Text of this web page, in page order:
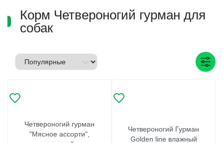
Корм Четвероногий гурман для
собак
Четвероногий гурман
"Мясное ассорти",
Четвероногий Гурман
Golden line влажный